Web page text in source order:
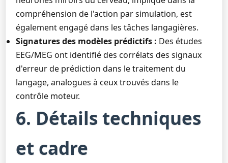
compréhension de l'action par simulation, est
également engagé dans les tâches langagières.
Signatures des modèles prédictifs : Des études
EEG/MEG ont identifié des corrélats des signaux
d'erreur de prédiction dans le traitement du
langage, analogues à ceux trouvés dans le
contrôle moteur.
6. Détails techniques
et cadre